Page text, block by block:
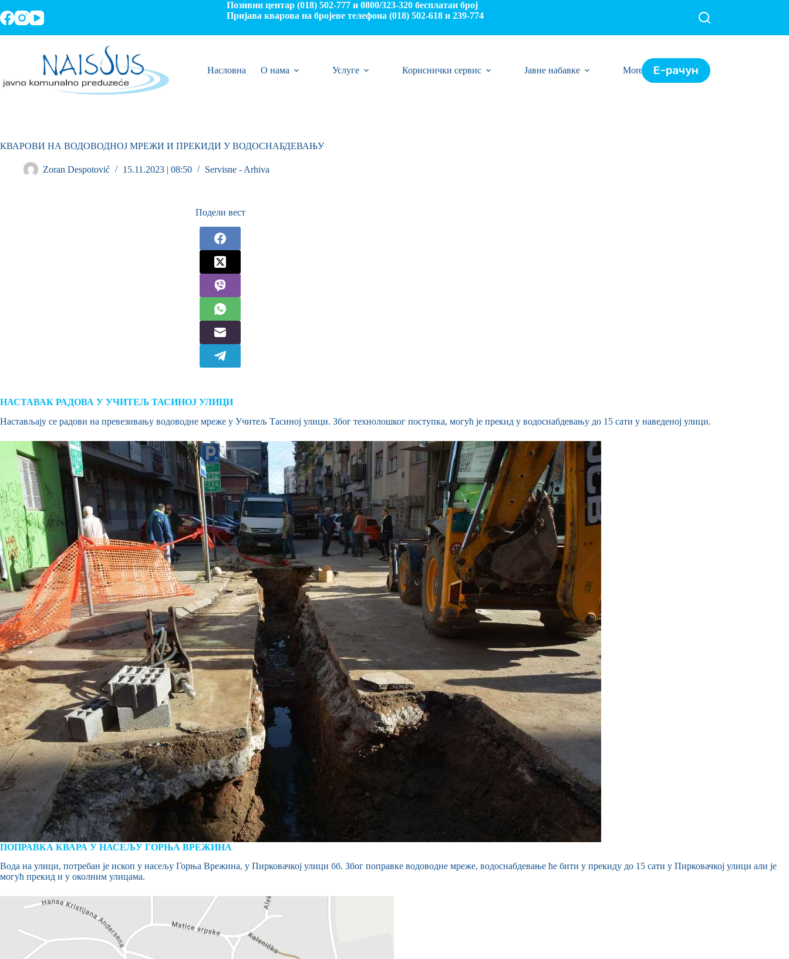
Позивни центар (018) 502-777 и 0800/323-320 бесплатан број
Пријава кварова на бројеве телефона (018) 502-618 и 239-774
Насловна О нама Услуге Кориснички сервис Јавне набавке More Е-рачун
КВАРОВИ НА ВОДОВОДНОЈ МРЕЖИ И ПРЕКИДИ У ВОДОСНАБДЕВАЊУ
Zoran Despotović 15.11.2023 | 08:50 Servisne - Arhiva
Подели вест
НАСТАВАК РАДОВА У УЧИТЕЉ ТАСИНОЈ УЛИЦИ
Настављају се радови на превезивању водоводне мреже у Учитељ Тасиној улици. Због технолошког поступка, могућ је прекид у водоснабдевању до 15 сати у наведеној улици.
ПОПРАВКА КВАРА У НАСЕЉУ ГОРЊА ВРЕЖИНА
Вода на улици, потребан је ископ у насељу Горња Врежина, у Пирковачкој улици бб. Због поправке водоводне мреже, водоснабдевање ће бити у прекиду до 15 сати у Пирковачкој улици али је
могућ прекид и у околним улицама.